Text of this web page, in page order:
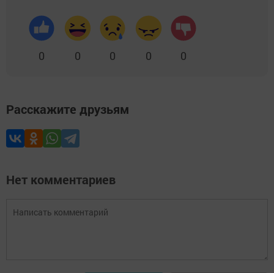
0 0 0 0 0
Расскажите друзьям
Нет комментариев